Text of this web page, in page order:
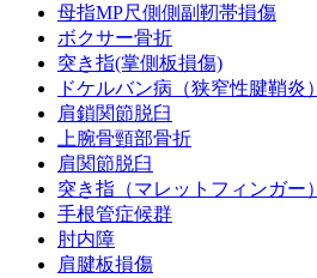
母指MP尺側側副靭帯損傷
ボクサー骨折
突き指(掌側板損傷)
ドケルバン病（狭窄性腱鞘炎）
肩鎖関節脱臼
上腕骨頸部骨折
肩関節脱臼
突き指（マレットフィンガー）
手根管症候群
肘内障
肩腱板損傷